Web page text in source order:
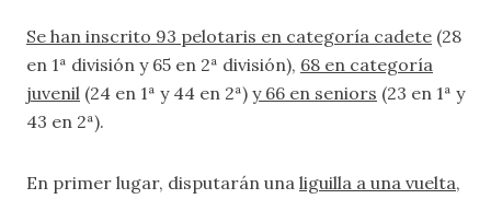
Se han inscrito 93 pelotaris en categoría cadete (28
en 1ª división y 65 en 2ª división), 68 en categoría
juvenil (24 en 1ª y 44 en 2ª) y 66 en seniors (23 en 1ª y
43 en 2ª).
En primer lugar, disputarán una liguilla a una vuelta,